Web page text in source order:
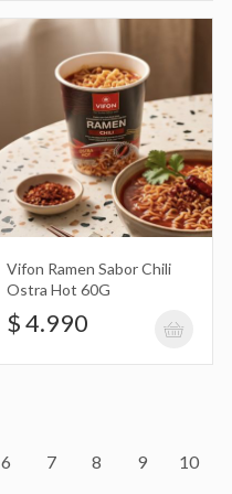
Vifon Ramen Sabor Chili
Ostra Hot 60G
$ 4.990
6 7 8 9
10